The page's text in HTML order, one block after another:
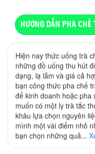
HƯỚNG DẪN PHA CHẾ
Hiện nay thức uống trà
những đồ uống thu hút
dạng, lạ lẫm và giá cả
bạn công thức pha chế
để kinh doanh hoặc
muốn có một ly trà tắc
khâu lựa chọn nguyên
mình một vài điểm nhỏ
bạn chọn những quả...